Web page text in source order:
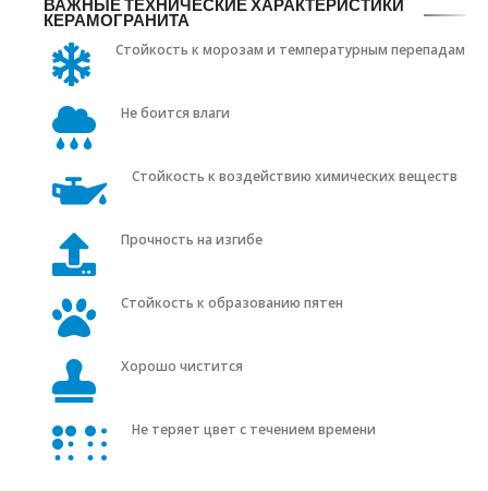
ВАЖНЫЕ ТЕХНИЧЕСКИЕ ХАРАКТЕРИСТИКИ
КЕРАМОГРАНИТА
Стойкость к морозам и температурным перепадам
Не боится влаги
Стойкость к воздействию химических веществ
Прочность на изгибе
Стойкость к образованию пятен
Хорошо чистится
Не теряет цвет с течением времени